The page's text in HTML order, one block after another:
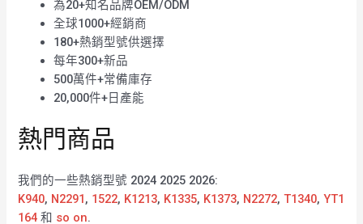
為20+知名品牌OEM/ODM
全球1000+經銷商
180+熱銷型號供選擇
每年300+新品
500萬件+常備庫存
20,000件+日產能
熱門商品
我們的一些熱銷型號 2024 2025 2026:
K940, N2291 , 1522, K1213, K1335, K1373, N2272,T1340,YT1
164 和 so on.